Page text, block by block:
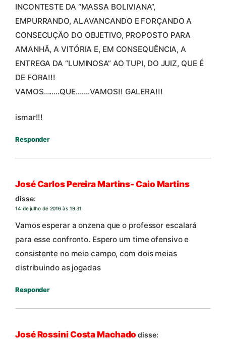
INCONTESTE DA “MASSA BOLIVIANA”,
EMPURRANDO, ALAVANCANDO E FORÇANDO A
CONSECUÇÃO DO OBJETIVO, PROPOSTO PARA
AMANHÃ, A VITÓRIA E, EM CONSEQUÊNCIA, A
ENTREGA DA “LUMINOSA” AO TUPI, DO JUIZ, QUE É
DE FORA!!!
VAMOS……..QUE…….VAMOS!! GALERA!!!
ismar!!!
Responder
José Carlos Pereira Martins- Caio Martins
disse:
14 de julho de 2016 às 19:31
Vamos esperar a onzena que o professor escalará
para esse confronto. Espero um time ofensivo e
consistente no meio campo, com dois meias
distribuindo as jogadas
Responder
José Rossini Costa Machado disse: